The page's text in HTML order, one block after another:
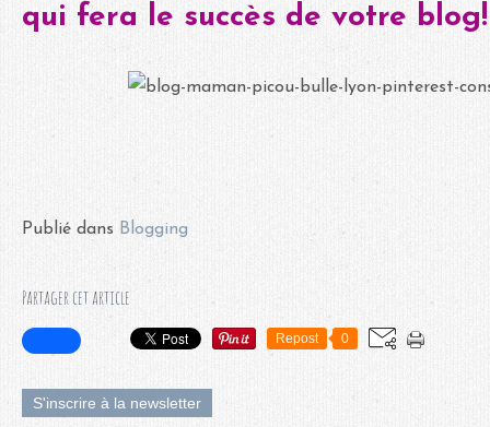
qui fera le succès de votre blog!
Publié dans Blogging
Partager cet article
Repost 0
S'inscrire à la newsletter